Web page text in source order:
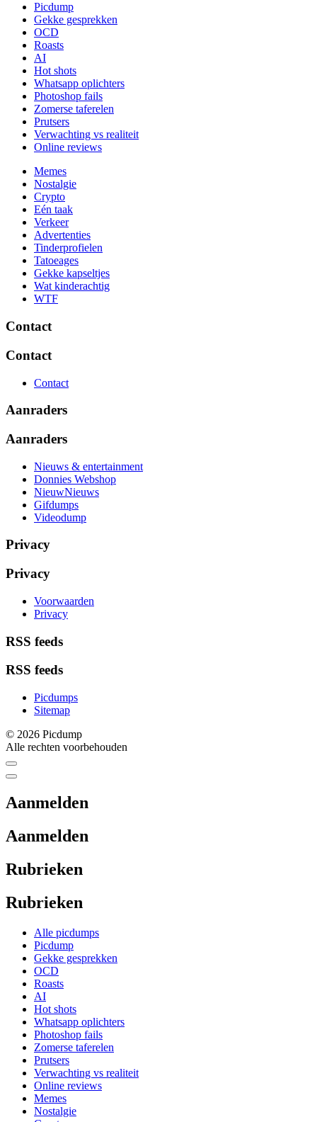
Picdump
Gekke gesprekken
OCD
Roasts
AI
Hot shots
Whatsapp oplichters
Photoshop fails
Zomerse taferelen
Prutsers
Verwachting vs realiteit
Online reviews
Memes
Nostalgie
Crypto
Eén taak
Verkeer
Advertenties
Tinderprofielen
Tatoeages
Gekke kapseltjes
Wat kinderachtig
WTF
Contact
Contact
Contact
Aanraders
Aanraders
Nieuws & entertainment
Donnies Webshop
NieuwNieuws
Gifdumps
Videodump
Privacy
Privacy
Voorwaarden
Privacy
RSS feeds
RSS feeds
Picdumps
Sitemap
© 2026 Picdump
Alle rechten voorbehouden
Aanmelden
Aanmelden
Rubrieken
Rubrieken
Alle picdumps
Picdump
Gekke gesprekken
OCD
Roasts
AI
Hot shots
Whatsapp oplichters
Photoshop fails
Zomerse taferelen
Prutsers
Verwachting vs realiteit
Online reviews
Memes
Nostalgie